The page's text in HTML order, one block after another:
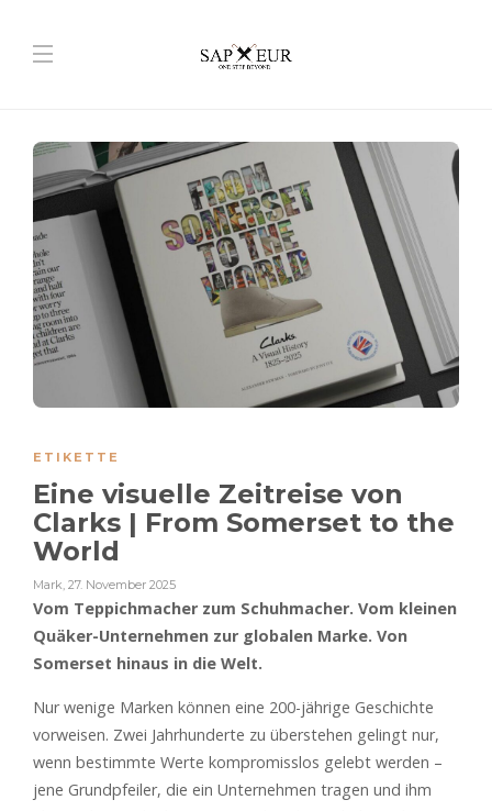
ETIKETTE
Eine visuelle Zeitreise von
Clarks | From Somerset to the
World
Mark, 27. November 2025
Vom Teppichmacher zum Schuhmacher. Vom kleinen
Quäker-Unternehmen zur globalen Marke. Von
Somerset hinaus in die Welt.
Nur wenige Marken können eine 200-jährige Geschichte
vorweisen. Zwei Jahrhunderte zu überstehen gelingt nur,
wenn bestimmte Werte kompromisslos gelebt werden –
jene Grundpfeiler, die ein Unternehmen tragen und ihm